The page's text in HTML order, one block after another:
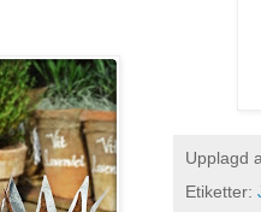
Upplagd
Etiketter: